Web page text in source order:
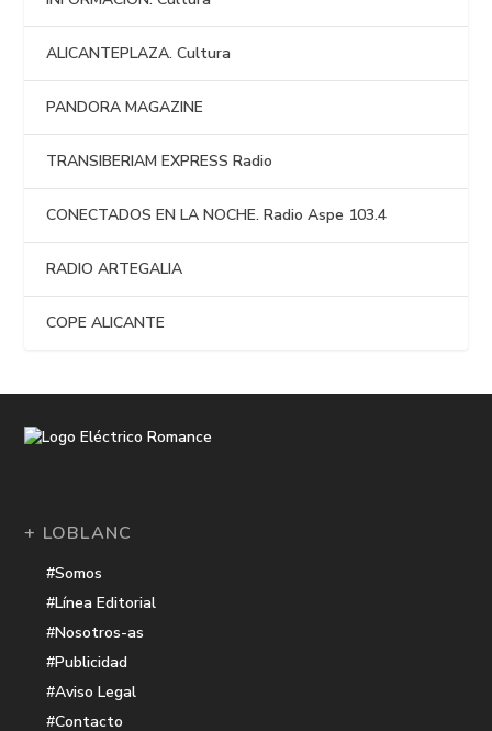
ALICANTEPLAZA. Cultura
PANDORA MAGAZINE
TRANSIBERIAM EXPRESS Radio
CONECTADOS EN LA NOCHE. Radio Aspe 103.4
RADIO ARTEGALIA
COPE ALICANTE
+ LOBLANC
#Somos
#Línea Editorial
#Nosotros-as
#Publicidad
#Aviso Legal
#Contacto